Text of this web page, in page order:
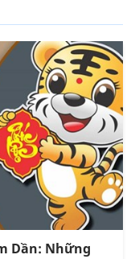
Dần: Những